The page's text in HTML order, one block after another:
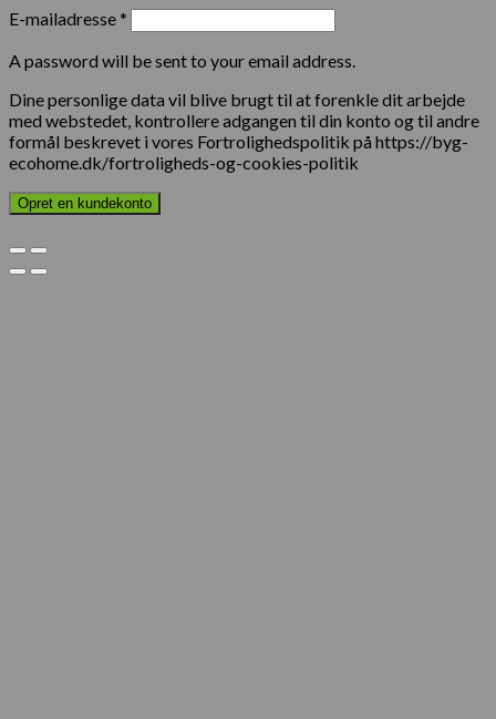
E-mailadresse*
A password will be sent to your email address.
Dine personlige data vil blive brugt til at forenkle dit arbejde
med webstedet, kontrollere adgangen til din konto og til andre
formål beskrevet i vores Fortrolighedspolitik på https://byg-
ecohome.dk/fortroligheds-og-cookies-politik
Opret en kundekonto